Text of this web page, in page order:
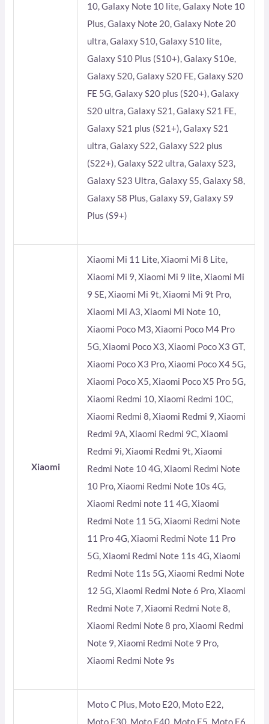
10, Galaxy Note 10 lite, Galaxy Note 10
Plus, Galaxy Note 20, Galaxy Note 20
ultra, Galaxy S10, Galaxy S10 lite,
Galaxy S10 Plus (S10+), Galaxy S10e,
Galaxy S20, Galaxy S20 FE, Galaxy S20
FE 5G, Galaxy S20 plus (S20+), Galaxy
S20 ultra, Galaxy S21, Galaxy S21 FE,
Galaxy S21 plus (S21+), Galaxy S21
ultra, Galaxy S22, Galaxy S22 plus
(S22+), Galaxy S22 ultra, Galaxy S23,
Galaxy S23 Ultra, Galaxy S5, Galaxy S8,
Galaxy S8 Plus, Galaxy S9, Galaxy S9
Plus (S9+)
Xiaomi
Xiaomi Mi 11 Lite, Xiaomi Mi 8 Lite,
Xiaomi Mi 9, Xiaomi Mi 9 lite, Xiaomi Mi
9 SE, Xiaomi Mi 9t, Xiaomi Mi 9t Pro,
Xiaomi Mi A3, Xiaomi Mi Note 10,
Xiaomi Poco M3, Xiaomi Poco M4 Pro
5G, Xiaomi Poco X3, Xiaomi Poco X3 GT,
Xiaomi Poco X3 Pro, Xiaomi Poco X4 5G,
Xiaomi Poco X5, Xiaomi Poco X5 Pro 5G,
Xiaomi Redmi 10, Xiaomi Redmi 10C,
Xiaomi Redmi 8, Xiaomi Redmi 9, Xiaomi
Redmi 9A, Xiaomi Redmi 9C, Xiaomi
Redmi 9i, Xiaomi Redmi 9t, Xiaomi
Redmi Note 10 4G, Xiaomi Redmi Note
10 Pro, Xiaomi Redmi Note 10s 4G,
Xiaomi Redmi note 11 4G, Xiaomi
Redmi Note 11 5G, Xiaomi Redmi Note
11 Pro 4G, Xiaomi Redmi Note 11 Pro
5G, Xiaomi Redmi Note 11s 4G, Xiaomi
Redmi Note 11s 5G, Xiaomi Redmi Note
12 5G, Xiaomi Redmi Note 6 Pro, Xiaomi
Redmi Note 7, Xiaomi Redmi Note 8,
Xiaomi Redmi Note 8 pro, Xiaomi Redmi
Note 9, Xiaomi Redmi Note 9 Pro,
Xiaomi Redmi Note 9s
Moto C Plus, Moto E20, Moto E22,
Moto E30, Moto E40, Moto E5, Moto E6